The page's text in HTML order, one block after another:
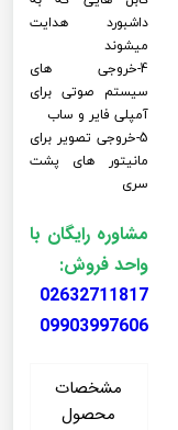
داشبورد هدایت
میشوند
4-خروجی های
سیستم صوتی برای
آمپلی فایر و ساب
5-خروجی تصویر برای
مانیتور های پشت
سری
مشاوره رایگان با
واحد فروش:
02632711817
09903997606
مشخصات
محصول